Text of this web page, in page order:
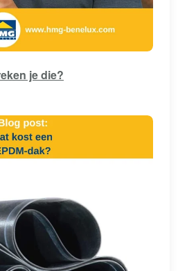
je die?